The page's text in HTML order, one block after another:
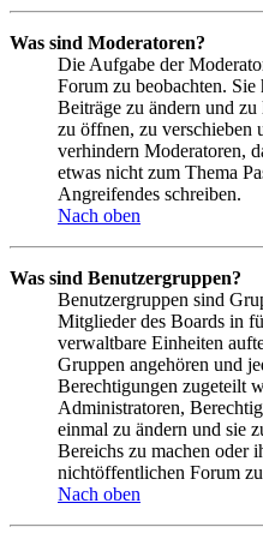
Was sind Moderatoren?
Die Aufgabe der
Forum zu beobachten.
Beiträge zu ändern und
zu öffnen, zu verschieben
verhindern Moderatoren,
etwas nicht zum Thema
Angreifendes schreiben.
Nach oben
Was sind Benutzergruppen?
Benutzergruppen sind
Mitglieder des Boards in
verwaltbare Einheiten
Gruppen angehören und
Berechtigungen zugeteilt
Administratoren,
einmal zu ändern und sie
Bereichs zu machen oder
nichtöffentlichen Forum
Nach oben